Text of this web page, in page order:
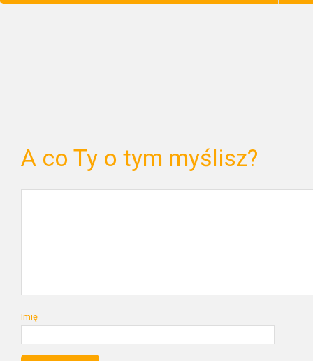
A co Ty o tym myślisz?
Imię